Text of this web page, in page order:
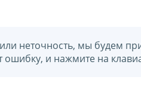
неточность, мы будем
и нажмите на